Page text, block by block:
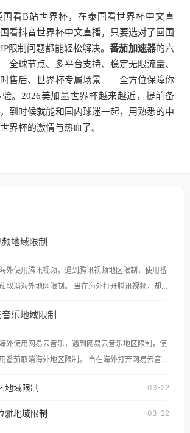
国看B站世界杯，在泰国看世界杯中文直
看抖音世界杯中文直播，只要选对了回国
限制问题都能轻松解决。番茄加速器的六
球节点、多平台支持、稳定无限流量、
售后、世界杯专属场景——全方位保障你
。2026美加墨世界杯越来越近，提前备
，到时候就能和国内球迷一起，用熟悉的中
界杯的激情与热血了。
地域限制
外使用腾讯视频，遇到腾讯视频地区限制，使用番
取消海外地区限制。 当在海外打开腾讯视频，却突
海外用户如香港、澳门、台湾、美国、加拿
像其他音乐平台一样，出现地区及版权限制问题，且
能在中国大陆地区播放。 遇到这个问题的朋友们，
用番茄回国加速器，即可解决「海外用户收听腾讯
湾、美国、加拿大、澳大利亚、欧洲等国家和地区
乐地域限制
外使用网易云音乐，遇到网易云音乐地区限制，使
用番茄取消海外地区限制。 当在海外打开网易云音
”的提示语。 海外用户如香港、澳门、台湾、美
国、加拿大、澳大利亚、欧洲等国家和地区时，网易
地域限制 03-22
雅地域限制 03-22